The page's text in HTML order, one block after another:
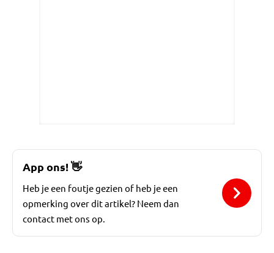
App ons!👋
Heb je een foutje gezien of heb je een
opmerking over dit artikel? Neem dan
contact met ons op.